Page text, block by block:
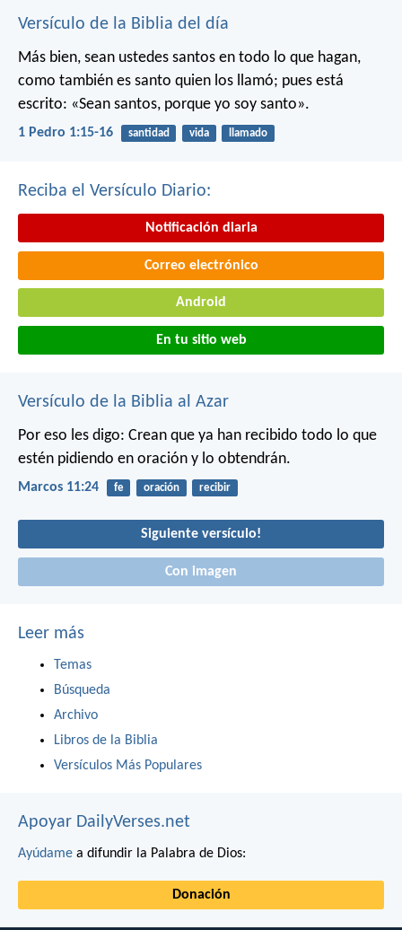
Versículo de la Biblia del día
Más bien, sean ustedes santos en todo lo que hagan,
como también es santo quien los llamó; pues está
escrito: «Sean santos, porque yo soy santo».
1 Pedro 1:15-16 santidad vida llamado
Reciba el Versículo Diario:
Notificación diaria
Correo electrónico
Android
En tu sitio web
Versículo de la Biblia al Azar
Por eso les digo: Crean que ya han recibido todo lo que
estén pidiendo en oración y lo obtendrán.
Marcos 11:24 fe oración recibir
Siguiente versículo!
Con imagen
Leer más
Temas
Búsqueda
Archivo
Libros de la Biblia
Versículos Más Populares
Apoyar DailyVerses.net
Ayúdame a difundir la Palabra de Dios:
Donación